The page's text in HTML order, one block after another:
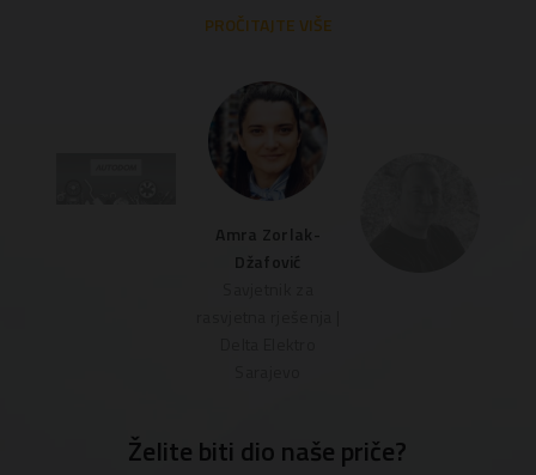
PROČITAJTE VIŠE
Amra Zorlak-
Džafović
Želite biti dio naše priče?